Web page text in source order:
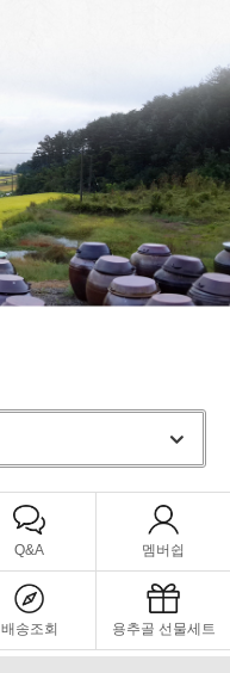
Q&A 멤버쉽
배송조회 용추골 선물세트